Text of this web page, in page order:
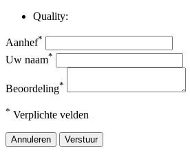
Quality:
Aanhef*
Uw naam*
Beoordeling*
* Verplichte velden
Annuleren Verstuur